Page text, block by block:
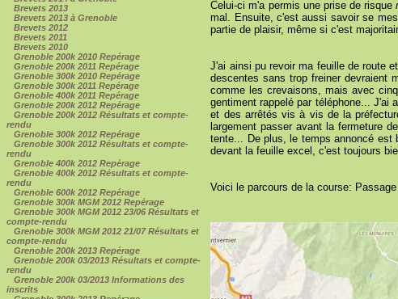
Brevets 2013
Brevets 2013 à Grenoble
Brevets 2012
Brevets 2011
Brevets 2010
Grenoble 200k 2010 Repérage
Grenoble 200k 2011 Repérage
Grenoble 300k 2010 Repérage
Grenoble 300k 2011 Repérage
Grenoble 400k 2011 Repérage
Grenoble 200k 2012 Repérage
Grenoble 200k 2012 Résultats et compte-
rendu
Grenoble 300k 2012 Repérage
Grenoble 300k 2012 Résultats et compte-
rendu
Grenoble 400k 2012 Repérage
Grenoble 400k 2012 Résultats et compte-
rendu
Grenoble 600k 2012 Repérage
Grenoble 300k MGM 2012 Repérage
Grenoble 300k MGM 2012 23/06 Résultats et
compte-rendu
Grenoble 300k MGM 2012 21/07 Résultats et
compte-rendu
Grenoble 200k 2013 Repérage
Grenoble 200k 03/2013 Résultats et compte-
rendu
Grenoble 200k 03/2013 Informations des
inscrits
Celui-ci m'a permis une prise de risque
mal. Ensuite, c'est aussi savoir se
partie de plaisir, même si c'est
J'ai ainsi pu revoir ma feuille de route
descentes sans trop freiner devraient
comme les crevaisons, mais avec
gentiment rappelé par téléphone... J'ai
et des arrêtés vis à vis de la
largement passer avant la fermeture
tente... De plus, le temps annoncé est
devant la feuille excel, c'est toujours
Voici le parcours de la course: